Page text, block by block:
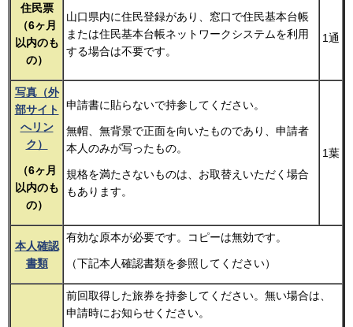
住民票
（6ヶ月
以内のも
の）
山口県内に住民登録があり、窓口で住民基本台帳
または住民基本台帳ネットワークシステムを利用
する場合は不要です。
1通
写真（外
部サイト
へリン
ク）
（6ヶ月
以内のも
の）
申請書に貼らないで持参してください。
無帽、無背景で正面を向いたものであり、申請者
本人のみが写ったもの。
規格を満たさないものは、お取替えいただく場合
もあります。
1葉
本人確認
書類
有効な原本が必要です。コピーは無効です。
（下記本人確認書類を参照してください）
前回取得した旅券を持参してください。無い場合は、
申請時にお知らせください。